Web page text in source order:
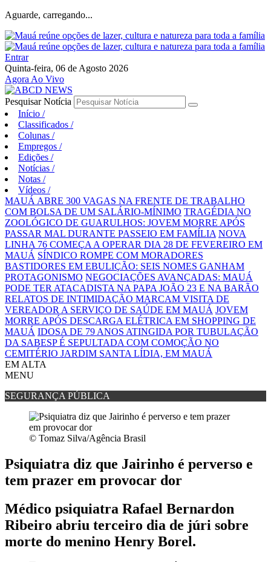
Aguarde, carregando...
Entrar
Quinta-feira, 06 de Agosto 2026
Agora Ao Vivo
Pesquisar Notícia
Início /
Classificados /
Colunas /
Empregos /
Edições /
Notícias /
Notas /
Vídeos /
MAUÁ ABRE 300 VAGAS NA FRENTE DE TRABALHO
COM BOLSA DE UM SALÁRIO-MÍNIMO TRAGÉDIA NO
ZOOLÓGICO DE GUARULHOS: JOVEM MORRE APÓS
PASSAR MAL DURANTE PASSEIO EM FAMÍLIA NOVA
LINHA 76 COMEÇA A OPERAR DIA 28 DE FEVEREIRO EM
MAUÁ SÍNDICO ROMPE COM MORADORES
BASTIDORES EM EBULIÇÃO: SEIS NOMES GANHAM
PROTAGONISMO NEGOCIAÇÕES AVANÇADAS: MAUÁ
PODE TER ATACADISTA NA PAPA JOÃO 23 E NA BARÃO
RELATOS DE INTIMIDAÇÃO MARCAM VISITA DE
VEREADOR A SERVIÇO DE SAÚDE EM MAUÁ JOVEM
MORRE APÓS DESCARGA ELÉTRICA EM SHOPPING DE
MAUÁ IDOSA DE 79 ANOS ATINGIDA POR TUBULAÇÃO
DA SABESP É SEPULTADA COM COMOÇÃO NO
CEMITÉRIO JARDIM SANTA LÍDIA, EM MAUÁ
EM ALTA
MENU
SEGURANÇA PÚBLICA
© Tomaz Silva/Agência Brasil
Psiquiatra diz que Jairinho é perverso e
tem prazer em provocar dor
Médico psiquiatra Rafael Bernardon
Ribeiro abriu terceiro dia de júri sobre
morte do menino Henry Borel.